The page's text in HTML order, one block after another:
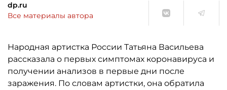
dp.ru
Все материалы автора
Народная артистка России Татьяна Васильева
рассказала о первых симптомах коронавируса и
получении анализов в первые дни после
заражения. По словам артистки, она обратила